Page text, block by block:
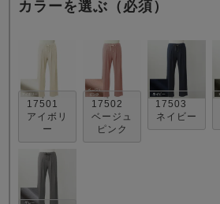
売れ筋ランキング
- Item Ranking -
カラーを選ぶ（必須）
17501
アイボリ
ー
17502
ベージュ
ピンク
17503
ネイビー